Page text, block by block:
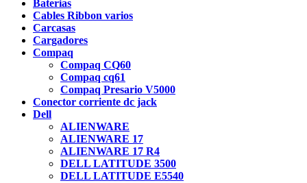
Baterias
Cables Ribbon varios
Carcasas
Cargadores
Compaq
Compaq CQ60
Compaq cq61
Compaq Presario V5000
Conector corriente dc jack
Dell
ALIENWARE
ALIENWARE 17
ALIENWARE 17 R4
DELL LATITUDE 3500
DELL LATITUDE E5540